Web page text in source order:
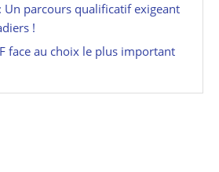
Un parcours qualificatif exigeant
!
face au choix le plus important